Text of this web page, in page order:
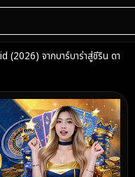
จากบาร์บาร่าสู่ชีริน ดา